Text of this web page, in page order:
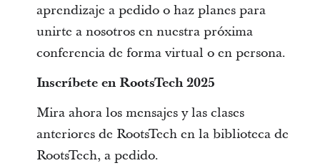
aprendizaje a pedido o haz planes para
unirte a nosotros en nuestra próxima
conferencia de forma virtual o en persona.
Inscríbete en RootsTech 2025
Mira ahora los mensajes y las clases
anteriores de RootsTech en la biblioteca de
RootsTech, a pedido.